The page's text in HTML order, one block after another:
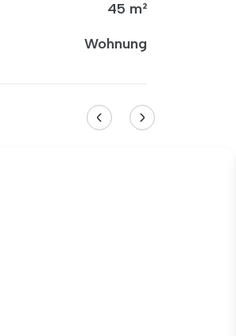
45 m²
Wohnung